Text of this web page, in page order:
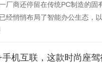
厂商还停留在传统PC制造的
经悄悄布局了智能办公生态，
存在于工位，因为工位是一种
机互联，这款时尚座驾